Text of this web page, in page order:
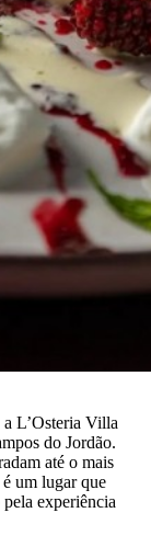
L’Osteria Villa
do Jordão.
até o mais
um lugar que
experiência